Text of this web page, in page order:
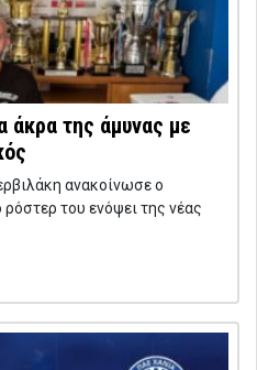
άκρα της άμυνας με
ανακοίνωσε ο
του ενόψει της νέας